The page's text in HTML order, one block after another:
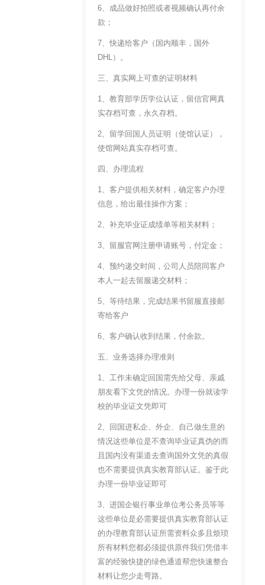
6、成品做好拍照或者视频确认再付余
款；
7、快递给客户（国内顺丰，国外
DHL）。
三、真实网上可查的证明材料
1、教育部学历学位认证，留信官网真
实存档可查，永久存档。
2、留学回国人员证明（使馆认证），
使馆网站真实存档可查。
四、办理流程
1、客户提供相关材料，确定客户办理
信息，给出最佳操作方案；
2、补充毕业证成绩单等相关材料；
3、留服官网注册申请账号，付定金；
4、预约递交时间，公司人员陪同客户
本人一起去留服递交材料；
5、等待结果，完成结果书留服直接邮
寄给客户
6、客户确认收到结果，付余款。
五、业务选择办理准则
1、工作未确定回国需先给父母、亲戚
朋友看下文凭的情况。办理一份就读学
校的毕业证文凭即可
2、回国进私企、外企、自己做生意的
情况这些单位是不查询毕业证真伪的而
且国内没有渠道去查询国外文凭的真假
也不需要提供真实教育部认证。鉴于此
办理一份毕业证即可
3、进国企银行事业单位考公务员等等
这些单位是必需要提供真实教育部认证
的办理教育部认证所需资料众多且烦琐
所有材料您都必须提供原件我们凭借丰
富的经验快捷的绿色通道帮您快速整合
材料让您少走弯路。